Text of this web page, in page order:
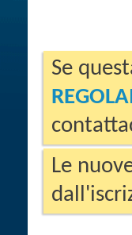
Se
Le